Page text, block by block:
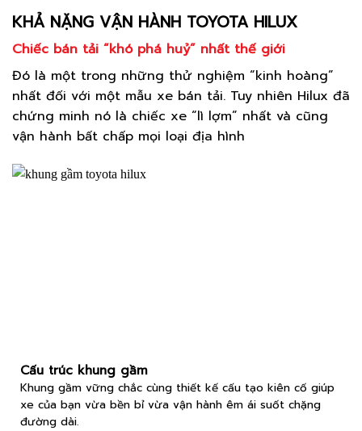
KHẢ NẶNG VẬN HÀNH TOYOTA HILUX
Chiếc bán tải “khó phá huỷ” nhất thế giới
Đó là một trong những thử nghiệm “kinh hoàng”
nhất đối với một mẫu xe bán tải. Tuy nhiên Hilux đã
chứng minh nó là chiếc xe “lì lợm” nhất và cũng
vận hành bất chấp mọi loại địa hình
Cấu trúc khung gầm
Khung gầm vững chắc cùng thiết kế cấu tạo kiên cố giúp
xe của bạn vừa bền bỉ vừa vận hành êm ái suốt chặng
đường dài.